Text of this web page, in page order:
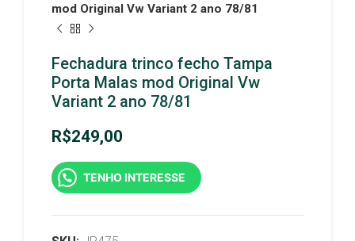
mod Original Vw Variant 2 ano 78/81
Fechadura trinco fecho Tampa
Porta Malas mod Original Vw
Variant 2 ano 78/81
R$249,00
TENHO INTERESSE